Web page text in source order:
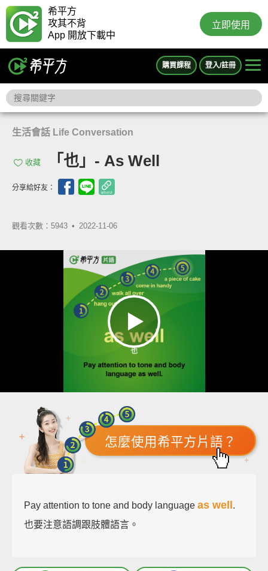
希平方
攻其不背
App 開放下載中
立即使用
購買課程 登入/註冊
生活會話 Life Conversation
收藏 「也」- As Well
分享給好友：
觀看次數：5943 • 2022-11-06
怎麼使用希平方片語？
Pay attention to tone and body language as well
.
也要注意語調跟肢體語言。